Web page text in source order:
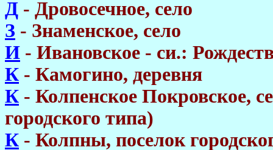
Д - Дровосечное, село
З - Знаменское, село
И - Ивановское - си.:
К - Камогино, деревня
К - Колпенское Покровское,
городского типа)
К - Колпны, поселок